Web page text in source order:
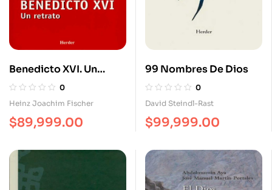
Benedicto XVI. Un
Retrato
0
Heinz Joachim Fischer
$89,999.00
99 Nombres De Dios
0
David Steindl-Rast
$99,999.00